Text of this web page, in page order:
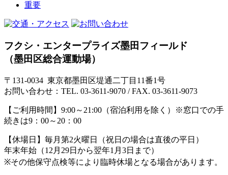
重要
フクシ・エンタープライズ墨田フィールド
（墨田区総合運動場）
〒131-0034 東京都墨田区堤通二丁目11番1号
お問い合わせ：TEL. 03-3611-9070 / FAX. 03-3611-9073
【ご利用時間】 9:00～21:00（宿泊利用を除く）※窓口での手
続きは9：00～20：00
【休場日】 毎月第2火曜日（祝日の場合は直後の平日）
年末年始（12月29日から翌年1月3日まで）
※その他保守点検等により臨時休場となる場合があります。